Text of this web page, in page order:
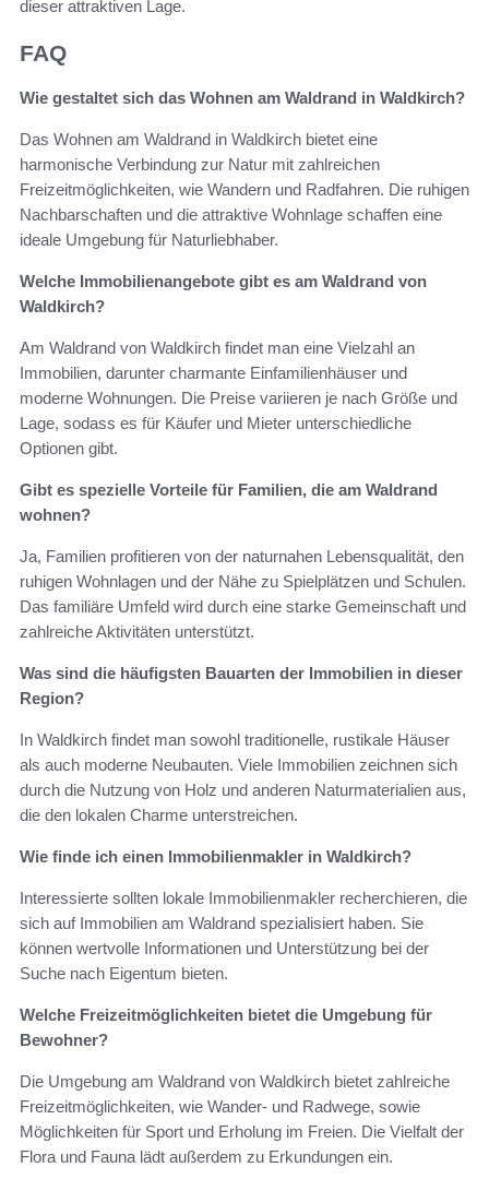
dieser attraktiven Lage.
FAQ
Wie gestaltet sich das Wohnen am Waldrand in Waldkirch?
Das Wohnen am Waldrand in Waldkirch bietet eine
harmonische Verbindung zur Natur mit zahlreichen
Freizeitmöglichkeiten, wie Wandern und Radfahren. Die ruhigen
Nachbarschaften und die attraktive Wohnlage schaffen eine
ideale Umgebung für Naturliebhaber.
Welche Immobilienangebote gibt es am Waldrand von
Waldkirch?
Am Waldrand von Waldkirch findet man eine Vielzahl an
Immobilien, darunter charmante Einfamilienhäuser und
moderne Wohnungen. Die Preise variieren je nach Größe und
Lage, sodass es für Käufer und Mieter unterschiedliche
Optionen gibt.
Gibt es spezielle Vorteile für Familien, die am Waldrand
wohnen?
Ja, Familien profitieren von der naturnahen Lebensqualität, den
ruhigen Wohnlagen und der Nähe zu Spielplätzen und Schulen.
Das familiäre Umfeld wird durch eine starke Gemeinschaft und
zahlreiche Aktivitäten unterstützt.
Was sind die häufigsten Bauarten der Immobilien in dieser
Region?
In Waldkirch findet man sowohl traditionelle, rustikale Häuser
als auch moderne Neubauten. Viele Immobilien zeichnen sich
durch die Nutzung von Holz und anderen Naturmaterialien aus,
die den lokalen Charme unterstreichen.
Wie finde ich einen Immobilienmakler in Waldkirch?
Interessierte sollten lokale Immobilienmakler recherchieren, die
sich auf Immobilien am Waldrand spezialisiert haben. Sie
können wertvolle Informationen und Unterstützung bei der
Suche nach Eigentum bieten.
Welche Freizeitmöglichkeiten bietet die Umgebung für
Bewohner?
Die Umgebung am Waldrand von Waldkirch bietet zahlreiche
Freizeitmöglichkeiten, wie Wander- und Radwege, sowie
Möglichkeiten für Sport und Erholung im Freien. Die Vielfalt der
Flora und Fauna lädt außerdem zu Erkundungen ein.